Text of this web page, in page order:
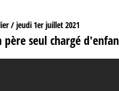
/jeudi 1er juillet 2021
père seul chargé